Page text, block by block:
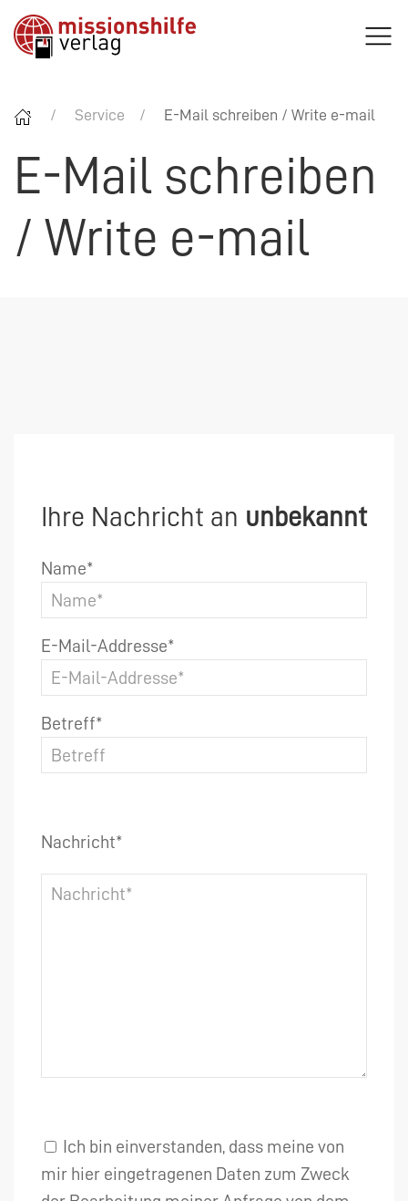
Service E-Mail schreiben / Write e-mail
E-Mail schreiben
/ Write e-mail
Ihre Nachricht an unbekannt
Name*
E-Mail-Addresse*
Betreff*
Nachricht*
Ich bin einverstanden, dass meine von
mir hier eingetragenen Daten zum Zweck